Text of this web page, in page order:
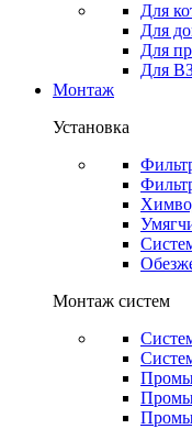
Для
Для
Для
Для
Монтаж
Установка
Монтаж систем